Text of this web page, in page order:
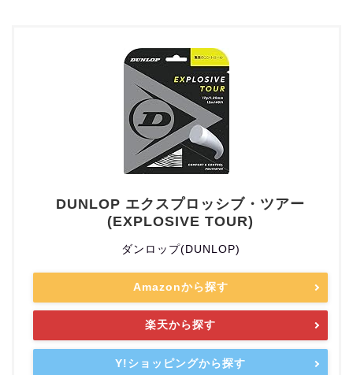
DUNLOP エクスプロッシブ・ツアー
(EXPLOSIVE TOUR)
ダンロップ(DUNLOP)
Amazonから探す
楽天から探す
Y!ショッピングから探す